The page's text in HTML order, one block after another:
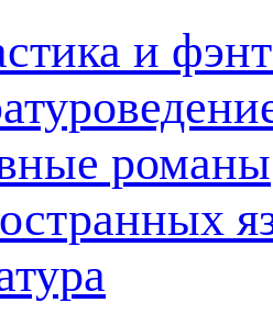
и
романы